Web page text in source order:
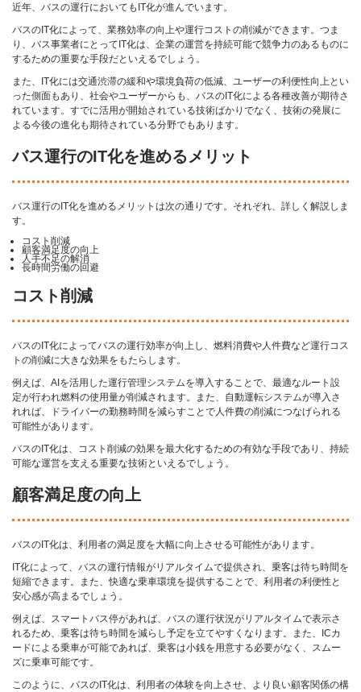
近年、バスの運行においてもIT化が進んでいます。
バスのIT化によって、業務効率の向上や運行コストの削減ができます。つま
り、バス事業者にとってIT化は、企業の運営を持続可能で競争力のあるものに
するための重要な手段だといえるでしょう。
また、IT化には交通渋滞の緩和や環境負荷の低減、ユーザーの利便性向上とい
った側面もあり、社会やユーザーからも、バスのIT化による各種改善が期待さ
れています。すでに活用が開始されている技術ばかりでなく、技術の発展に
よる今後の進化も期待されている分野でもあります。
バス運行のIT化を進めるメリット
バス運行のIT化を進めるメリットは次の通りです。それぞれ、詳しく解説しま
す。
コスト削減
顧客満足度の向上
人手不足の解消
長時間労働の回避
コスト削減
バスのIT化によってバスの運行効率が向上し、燃料消費や人件費など運行コス
トの削減に大きな効果をもたらします。
例えば、AIを活用した運行管理システムを導入することで、最適なルート設
定が行われ燃料の使用量が削減されます。また、自動運転システムが導入さ
れれば、ドライバーの勤務時間を減らすことで人件費の削減につなげられる
可能性があります。
バスのIT化は、コスト削減の効果を最大化するための有効な手段であり、持続
可能な運営を支える重要な技術といえるでしょう。
顧客満足度の向上
バスのIT化は、利用者の満足度を大幅に向上させる可能性があります。
IT化によって、バスの運行情報がリアルタイムで提供され、乗客は待ち時間を
短縮できます。また、快適な乗車環境を提供することで、利用者の利便性と
安心感が高まるでしょう。
例えば、スマートバス停があれば、バスの運行状況がリアルタイムで表示さ
れるため、乗客は待ち時間を減らし予定を立てやすくなります。また、ICカ
ードによる乗車が可能であれば、乗客は小銭を用意する必要がなく、スムー
ズに乗車可能です。
このように、バスのIT化は、利用者の体験を向上させ、より良い顧客関係の構